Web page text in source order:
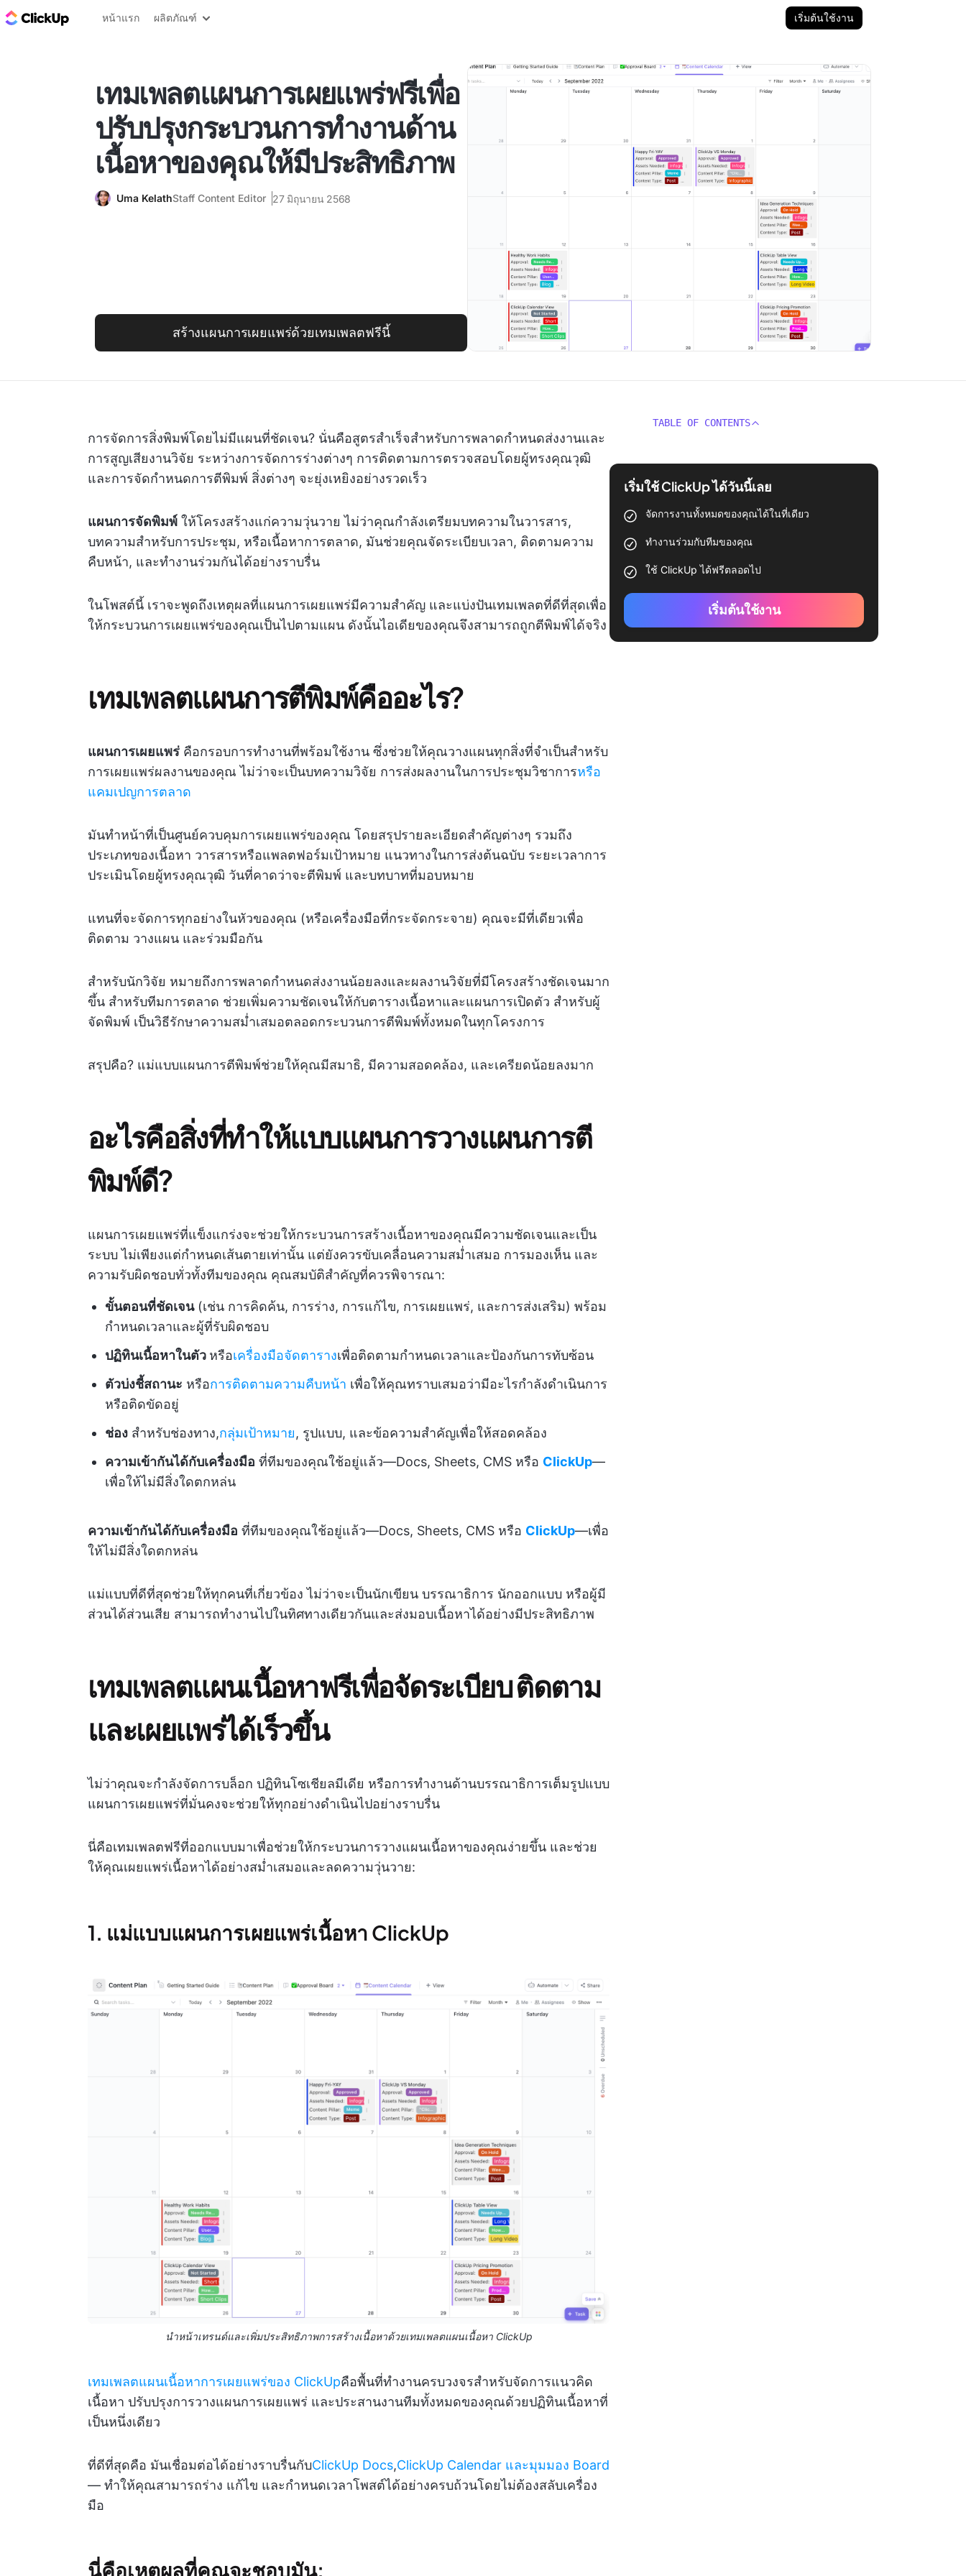
บล็อก ClickUp
หน้าแรก ผลิตภัณฑ์ เริ่มต้นใช้งาน
เทมเพลตแผนการเผยแพร่ฟรีเพื่อ
ปรับปรุงกระบวนการทำงานด้าน
เนื้อหาของคุณให้มีประสิทธิภาพ
Uma KelathStaff Content Editor 27 มิถุนายน 2568
สร้างแผนการเผยแพร่ด้วยเทมเพลตฟรีนี้
การจัดการสิ่งพิมพ์โดยไม่มีแผนที่ชัดเจน? นั่นคือสูตรสำเร็จสำหรับการพลาดกำหนดส่งงานและ
การสูญเสียงานวิจัย ระหว่างการจัดการร่างต่างๆ การติดตามการตรวจสอบโดยผู้ทรงคุณวุฒิ
และการจัดกำหนดการตีพิมพ์ สิ่งต่างๆ จะยุ่งเหยิงอย่างรวดเร็ว
แผนการจัดพิมพ์ ให้โครงสร้างแก่ความวุ่นวาย ไม่ว่าคุณกำลังเตรียมบทความในวารสาร,
บทความสำหรับการประชุม, หรือเนื้อหาการตลาด, มันช่วยคุณจัดระเบียบเวลา, ติดตามความ
คืบหน้า, และทำงานร่วมกันได้อย่างราบรื่น
ในโพสต์นี้ เราจะพูดถึงเหตุผลที่แผนการเผยแพร่มีความสำคัญ และแบ่งปันเทมเพลตที่ดีที่สุดเพื่อ
ให้กระบวนการเผยแพร่ของคุณเป็นไปตามแผน ดังนั้นไอเดียของคุณจึงสามารถถูกตีพิมพ์ได้จริง
เทมเพลตแผนการตีพิมพ์คืออะไร?
แผนการเผยแพร่ คือกรอบการทำงานที่พร้อมใช้งาน ซึ่งช่วยให้คุณวางแผนทุกสิ่งที่จำเป็นสำหรับ
การเผยแพร่ผลงานของคุณ ไม่ว่าจะเป็นบทความวิจัย การส่งผลงานในการประชุมวิชาการหรือ
แคมเปญการตลาด
มันทำหน้าที่เป็นศูนย์ควบคุมการเผยแพร่ของคุณ โดยสรุปรายละเอียดสำคัญต่างๆ รวมถึง
ประเภทของเนื้อหา วารสารหรือแพลตฟอร์มเป้าหมาย แนวทางในการส่งต้นฉบับ ระยะเวลาการ
ประเมินโดยผู้ทรงคุณวุฒิ วันที่คาดว่าจะตีพิมพ์ และบทบาทที่มอบหมาย
แทนที่จะจัดการทุกอย่างในหัวของคุณ (หรือเครื่องมือที่กระจัดกระจาย) คุณจะมีที่เดียวเพื่อ
ติดตาม วางแผน และร่วมมือกัน
สำหรับนักวิจัย หมายถึงการพลาดกำหนดส่งงานน้อยลงและผลงานวิจัยที่มีโครงสร้างชัดเจนมาก
ขึ้น สำหรับทีมการตลาด ช่วยเพิ่มความชัดเจนให้กับตารางเนื้อหาและแผนการเปิดตัว สำหรับผู้
จัดพิมพ์ เป็นวิธีรักษาความสม่ำเสมอตลอดกระบวนการตีพิมพ์ทั้งหมดในทุกโครงการ
สรุปคือ? แม่แบบแผนการตีพิมพ์ช่วยให้คุณมีสมาธิ, มีความสอดคล้อง, และเครียดน้อยลงมาก
อะไรคือสิ่งที่ทำให้แบบแผนการวางแผนการตี
พิมพ์ดี?
แผนการเผยแพร่ที่แข็งแกร่งจะช่วยให้กระบวนการสร้างเนื้อหาของคุณมีความชัดเจนและเป็น
ระบบ ไม่เพียงแต่กำหนดเส้นตายเท่านั้น แต่ยังควรขับเคลื่อนความสม่ำเสมอ การมองเห็น และ
ความรับผิดชอบทั่วทั้งทีมของคุณ คุณสมบัติสำคัญที่ควรพิจารณา:
ขั้นตอนที่ชัดเจน(เช่น การคิดค้น, การร่าง, การแก้ไข, การเผยแพร่, และการส่งเสริม) พร้อม
กำหนดเวลาและผู้ที่รับผิดชอบ
ปฏิทินเนื้อหาในตัว หรือเครื่องมือจัดตารางเพื่อติดตามกำหนดเวลาและป้องกันการทับซ้อน
ตัวบ่งชี้สถานะ หรือการติดตามความคืบหน้า เพื่อให้คุณทราบเสมอว่ามีอะไรกำลังดำเนินการ
หรือติดขัดอยู่
ช่อง สำหรับช่องทาง,กลุ่มเป้าหมาย, รูปแบบ, และข้อความสำคัญเพื่อให้สอดคล้อง
ความเข้ากันได้กับเครื่องมือ ที่ทีมของคุณใช้อยู่แล้ว—Docs, Sheets, CMS หรือ ClickUp—
เพื่อให้ไม่มีสิ่งใดตกหล่น
ความเข้ากันได้กับเครื่องมือ ที่ทีมของคุณใช้อยู่แล้ว—Docs, Sheets, CMS หรือ ClickUp—เพื่อ
ให้ไม่มีสิ่งใดตกหล่น
แม่แบบที่ดีที่สุดช่วยให้ทุกคนที่เกี่ยวข้อง ไม่ว่าจะเป็นนักเขียน บรรณาธิการ นักออกแบบ หรือผู้มี
ส่วนได้ส่วนเสีย สามารถทำงานไปในทิศทางเดียวกันและส่งมอบเนื้อหาได้อย่างมีประสิทธิภาพ
เทมเพลตแผนเนื้อหาฟรีเพื่อจัดระเบียบ ติดตาม
และเผยแพร่ได้เร็วขึ้น
ไม่ว่าคุณจะกำลังจัดการบล็อก ปฏิทินโซเชียลมีเดีย หรือการทำงานด้านบรรณาธิการเต็มรูปแบบ
แผนการเผยแพร่ที่มั่นคงจะช่วยให้ทุกอย่างดำเนินไปอย่างราบรื่น
นี่คือเทมเพลตฟรีที่ออกแบบมาเพื่อช่วยให้กระบวนการวางแผนเนื้อหาของคุณง่ายขึ้น และช่วย
ให้คุณเผยแพร่เนื้อหาได้อย่างสม่ำเสมอและลดความวุ่นวาย:
1. แม่แบบแผนการเผยแพร่เนื้อหา ClickUp
นำหน้าเทรนด์และเพิ่มประสิทธิภาพการสร้างเนื้อหาด้วยเทมเพลตแผนเนื้อหา ClickUp
เทมเพลตแผนเนื้อหาการเผยแพร่ของ ClickUpคือพื้นที่ทำงานครบวงจรสำหรับจัดการแนวคิด
เนื้อหา ปรับปรุงการวางแผนการเผยแพร่ และประสานงานทีมทั้งหมดของคุณด้วยปฏิทินเนื้อหาที่
เป็นหนึ่งเดียว
ที่ดีที่สุดคือ มันเชื่อมต่อได้อย่างราบรื่นกับClickUp Docs,ClickUp Calendar และมุมมอง Board
— ทำให้คุณสามารถร่าง แก้ไข และกำหนดเวลาโพสต์ได้อย่างครบถ้วนโดยไม่ต้องสลับเครื่อง
มือ
นี่คือเหตุผลที่คุณจะชอบมัน:
TABLE OF CONTENTS
เริ่มใช้ ClickUp ได้วันนี้เลย
จัดการงานทั้งหมดของคุณได้ในที่เดียว
ทำงานร่วมกับทีมของคุณ
ใช้ ClickUp ได้ฟรีตลอดไป
เริ่มต้นใช้งาน